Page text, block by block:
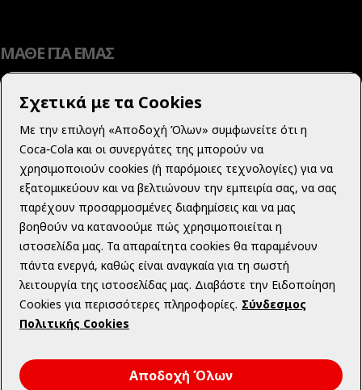
ΜΑΘΕ ΓΙΑ ΕΜΑΣ
ΜΑΘΕ ΠΕΡΙΣΣΟΤΕΡΑ
ΝΟΜΙΚΟ ΠΕΡΙΕΧΟΜΕΝΟ
Σχετικά με τα Cookies
Με την επιλογή «Αποδοχή Όλων» συμφωνείτε ότι η
Coca‑Cola και οι συνεργάτες της μπορούν να
χρησιμοποιούν cookies (ή παρόμοιες τεχνολογίες) για να
εξατομικεύουν και να βελτιώνουν την εμπειρία σας, να σας
παρέχουν προσαρμοσμένες διαφημίσεις και να μας
βοηθούν να κατανοούμε πώς χρησιμοποιείται η
ιστοσελίδα μας. Τα απαραίτητα cookies θα παραμένουν
πάντα ενεργά, καθώς είναι αναγκαία για τη σωστή
λειτουργία της ιστοσελίδας μας. Διαβάστε την Ειδοποίηση
Cookies για περισσότερες πληροφορίες. Σύνδεσμος
Πολιτικής Cookies
Αποδοχή Όλων